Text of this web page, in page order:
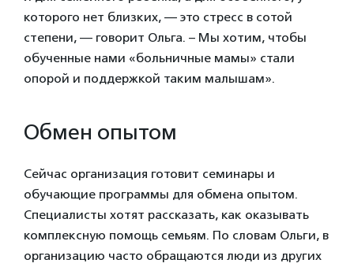
которого нет близких, — это стресс в сотой
степени, — говорит Ольга. – Мы хотим, чтобы
обученные нами «больничные мамы» стали
опорой и поддержкой таким малышам».
Обмен опытом
Сейчас организация готовит семинары и
обучающие программы для обмена опытом.
Специалисты хотят рассказать, как оказывать
комплексную помощь семьям. По словам Ольги, в
организацию часто обращаются люди из других